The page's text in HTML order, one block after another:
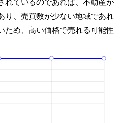
り、売買数が少ない地域であれ
ため、高い価格で売れる可能性